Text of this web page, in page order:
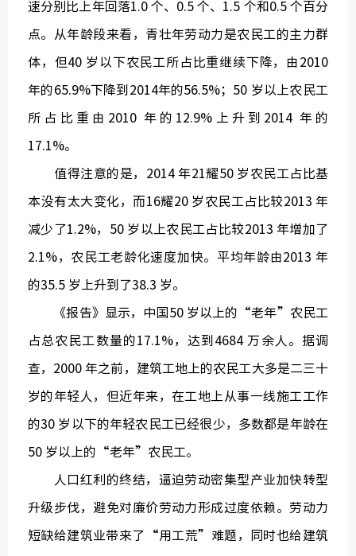
速分别比上年回落1.0 个、0.5 个、1.5 个和0.5 个百分
点。从年龄段来看，青壮年劳动力是农民工的主力群
体，但40 岁以下农民工所占比重继续下降，由2010
年的65.9%下降到2014年的56.5%；50 岁以上农民工
所占比重由2010 年的12.9%上升到2014 年的
17.1%。
值得注意的是，2014 年21耀50 岁农民工占比基
本没有太大变化，而16耀20 岁农民工占比较2013 年
减少了1.2%，50 岁以上农民工占比较2013 年增加了
2.1%，农民工老龄化速度加快。平均年龄由2013 年
的35.5 岁上升到了38.3 岁。
《报告》显示，中国50 岁以上的“老年”农民工
占总农民工数量的17.1%，达到4684 万余人。据调
查，2000 年之前，建筑工地上的农民工大多是二三十
岁的年轻人，但近年来，在工地上从事一线施工工作
的30 岁以下的年轻农民工已经很少，多数都是年龄在
50 岁以上的“老年”农民工。
人口红利的终结，逼迫劳动密集型产业加快转型
升级步伐，避免对廉价劳动力形成过度依赖。劳动力
短缺给建筑业带来了“用工荒”难题，同时也给建筑